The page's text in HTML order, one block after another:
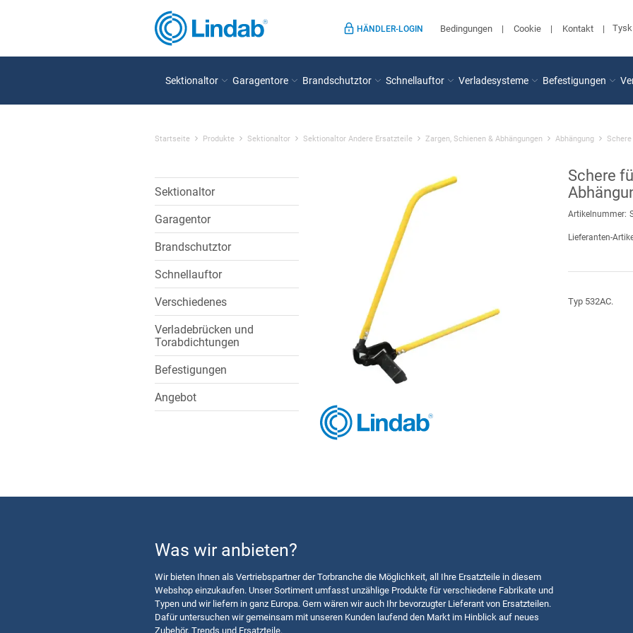
HÄNDLER-LOGIN Bedingungen Cookie Kontakt Tysk
Sektionaltor Garagentore Brandschutztor Schnellauftor Verladesysteme Befestigungen
Startseite Produkte Sektionaltor Sektionaltor Andere Ersatzteile Zargen, Schienen & Abhängungen Abhängung
Sektionaltor
Garagentor
Brandschutztor
Schnellauftor
Verschiedenes
Verladebrücken und
Torabdichtungen
Befestigungen
Angebot
Schere
Artikelnummer:
Lieferanten-
Typ 532AC.
Was wir anbieten?
Wir bieten Ihnen als Vertriebspartner der Torbranche die Möglichkeit, all Ihre Ersatzteile in diesem
Webshop einzukaufen. Unser Sortiment umfasst unzählige Produkte für verschiedene Fabrikate und
Typen und wir liefern in ganz Europa. Gern wären wir auch Ihr bevorzugter Lieferant von Ersatzteilen.
Dafür untersuchen wir gemeinsam mit unseren Kunden laufend den Markt im Hinblick auf neues
Zubehör, Trends und Ersatzteile.